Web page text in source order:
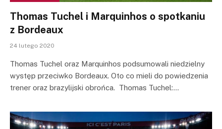
Thomas Tuchel i Marquinhos o spotkaniu
z Bordeaux
24 lutego 2020
Thomas Tuchel oraz Marquinhos podsumowali niedzielny
występ przeciwko Bordeaux. Oto co mieli do powiedzenia
trener oraz brazylijski obrońca. Thomas Tuchel:…